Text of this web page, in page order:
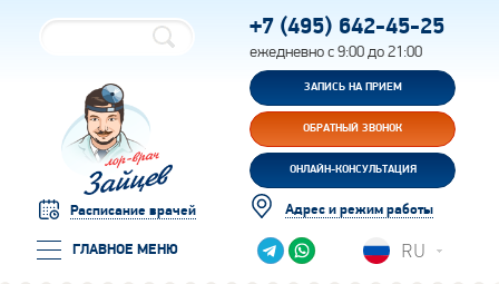
Расписание врачей
ГЛАВНОЕ МЕНЮ
+7 (495) 642-45-25
ежедневно с 9:00 до 21:00
ЗАПИСЬ НА ПРИЕМ
ОБРАТНЫЙ ЗВОНОК
ОНЛАЙН-КОНСУЛЬТАЦИЯ
Адрес и режим работы
RU